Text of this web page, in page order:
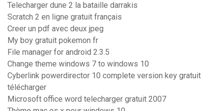
Telecharger dune 2 la bataille darrakis
Scratch 2 en ligne gratuit français
Creer un pdf avec deux jpeg
My boy gratuit pokemon fr
File manager for android 2.3.5
Change theme windows 7 to windows 10
Cyberlink powerdirector 10 complete version key gratuit
télécharger
Microsoft office word telecharger gratuit 2007